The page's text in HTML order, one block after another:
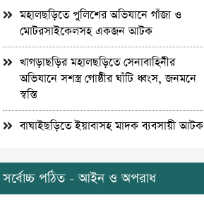
মহালছড়িতে পুলিশের অভিযানে গাঁজা ও
মোটরসাইকেলসহ একজন আটক
খাগড়াছড়ির মহালছড়িতে সেনাবাহিনীর
অভিযানে সশস্ত্র গোষ্ঠীর ঘাঁটি ধ্বংস, জনমনে
স্বস্তি
বাঘাইছড়িতে ইয়াবাসহ মাদক ব্যবসায়ী আটক
সর্বোচ্চ পঠিত - আইন ও অপরাধ